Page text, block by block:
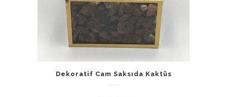
Dekoratif Cam Saksıda Kaktüs